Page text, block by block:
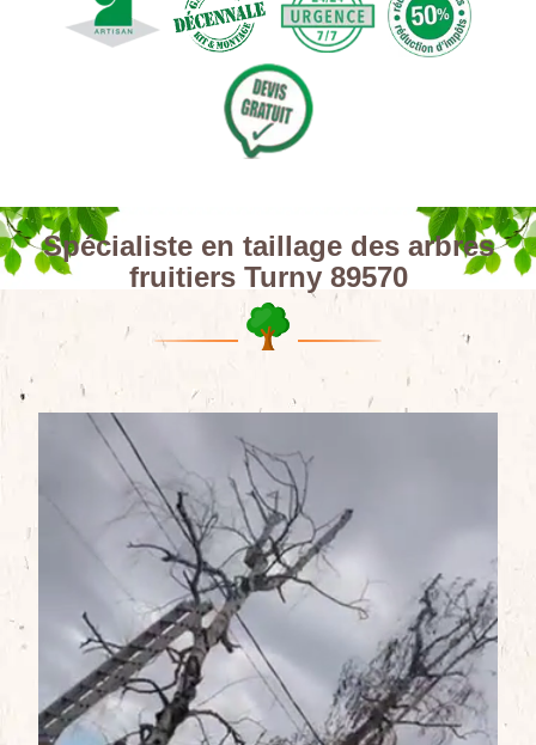
Spécialiste en taillage des arbres
fruitiers Turny 89570